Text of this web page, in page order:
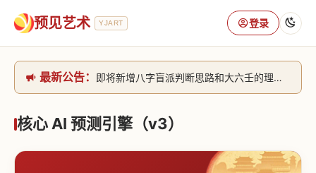
预见艺术 YJART 登录
最新公告：
即将新增八字盲派判断思路和大六壬的理气+取像判断思路。[内侧中，捐赠会员可用]2026/6/30
网站升级完成，升级全模块的算法，限时开放用户注册。2026/6/27
核心 AI 预测引擎（v3）